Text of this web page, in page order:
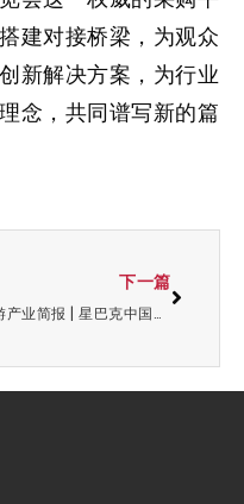
建对接桥梁，为观众
新解决方案，为行业
念，共同谱写新的篇
下一篇
旅游产业简报 | 星巴克中国易主未来拓店两万家；疯狂动物城全球庆典于上迪举办…